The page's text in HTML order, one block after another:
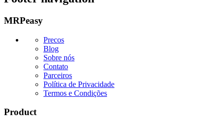
MRPeasy
Precos
Blog
Sobre nós
Contato
Parceiros
Política de Privacidade
Termos e Condições
Product